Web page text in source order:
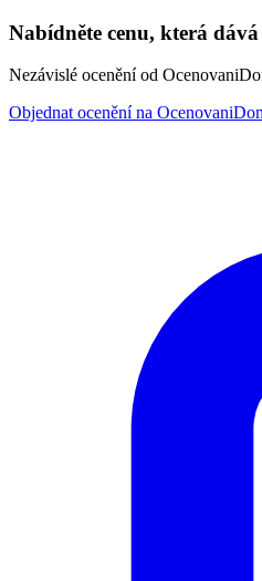
Nabídněte cenu, která dává
Nezávislé ocenění od
Objednat ocenění na